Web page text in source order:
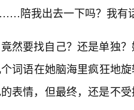
陪我出去一下吗？我有
然要找自己？还是单独
个词语在她脑海里疯狂地
表情，但最终，还是不